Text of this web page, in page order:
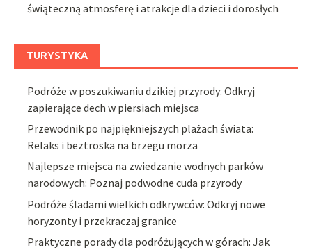
świąteczną atmosferę i atrakcje dla dzieci i dorosłych
TURYSTYKA
Podróże w poszukiwaniu dzikiej przyrody: Odkryj
zapierające dech w piersiach miejsca
Przewodnik po najpiękniejszych plażach świata:
Relaks i beztroska na brzegu morza
Najlepsze miejsca na zwiedzanie wodnych parków
narodowych: Poznaj podwodne cuda przyrody
Podróże śladami wielkich odkrywców: Odkryj nowe
horyzonty i przekraczaj granice
Praktyczne porady dla podróżujących w górach: Jak